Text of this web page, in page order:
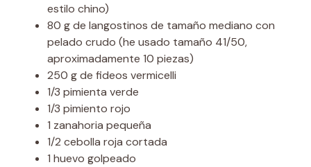
estilo chino)
80 g de langostinos de tamaño mediano con
pelado crudo (he usado tamaño 41/50,
aproximadamente 10 piezas)
250 g de fideos vermicelli
1/3 pimienta verde
1/3 pimiento rojo
1 zanahoria pequeña
1/2 cebolla roja cortada
1 huevo golpeado